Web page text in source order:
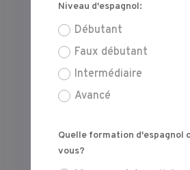
Niveau d'espagnol:
Débutant
Faux débutant
Intermédiaire
Avancé
Quelle formation d'espagnol
vous?